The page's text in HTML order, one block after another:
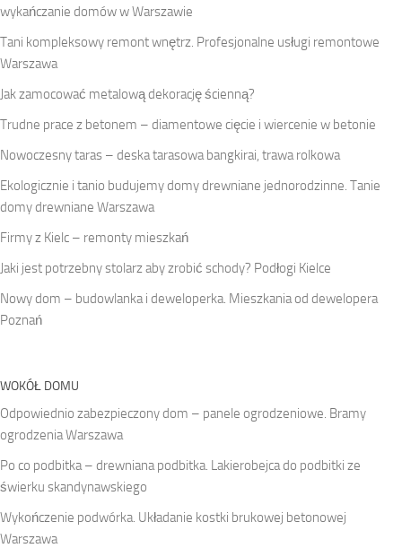
wykańczanie domów w Warszawie
Tani kompleksowy remont wnętrz. Profesjonalne usługi remontowe
Warszawa
Jak zamocować metalową dekorację ścienną?
Trudne prace z betonem – diamentowe cięcie i wiercenie w betonie
Nowoczesny taras – deska tarasowa bangkirai, trawa rolkowa
Ekologicznie i tanio budujemy domy drewniane jednorodzinne. Tanie
domy drewniane Warszawa
Firmy z Kielc – remonty mieszkań
Jaki jest potrzebny stolarz aby zrobić schody? Podłogi Kielce
Nowy dom – budowlanka i deweloperka. Mieszkania od dewelopera
Poznań
WOKÓŁ DOMU
Odpowiednio zabezpieczony dom – panele ogrodzeniowe. Bramy
ogrodzenia Warszawa
Po co podbitka – drewniana podbitka. Lakierobejca do podbitki ze
świerku skandynawskiego
Wykończenie podwórka. Układanie kostki brukowej betonowej
Warszawa